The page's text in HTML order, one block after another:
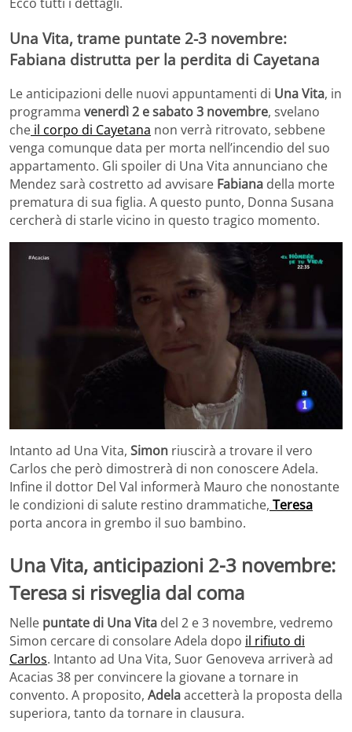
Una Vita, trame puntate 2-3 novembre:
Fabiana distrutta per la perdita di Cayetana
Le anticipazioni delle nuovi appuntamenti di Una Vita, in
programma venerdì 2 e sabato 3 novembre, svelano
che il corpo di Cayetana non verrà ritrovato, sebbene
venga comunque data per morta nell’incendio del suo
appartamento. Gli spoiler di Una Vita annunciano che
Mendez sarà costretto ad avvisare Fabiana della morte
prematura di sua figlia. A questo punto, Donna Susana
cercherà di starle vicino in questo tragico momento.
Intanto ad Una Vita, Simon riuscirà a trovare il vero
Carlos che però dimostrerà di non conoscere Adela.
Infine il dottor Del Val informerà Mauro che nonostante
le condizioni di salute restino drammatiche, Teresa
porta ancora in grembo il suo bambino.
Una Vita, anticipazioni 2-3 novembre:
Teresa si risveglia dal coma
Nelle puntate di Una Vita del 2 e 3 novembre, vedremo
Simon cercare di consolare Adela dopo il rifiuto di
Carlos. Intanto ad Una Vita, Suor Genoveva arriverà ad
Acacias 38 per convincere la giovane a tornare in
convento. A proposito, Adelaaccetterà la proposta della
superiora, tanto da tornare in clausura.